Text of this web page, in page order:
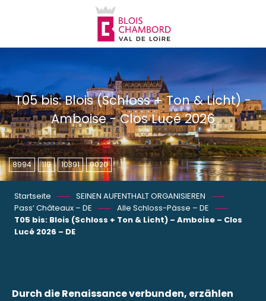
principal
T05 bis: Blois (Schloss + Ton & Licht) -
Amboise - Clos Lucé 2026
8994 119 10391 9020
Startseite
SEINEN AUFENTHALT ORGANISIEREN
Pass‘ Châteaux – DE
Alle Schloss-Pässe – DE
T05 bis: Blois (Schloss + Ton & Licht) – Amboise – Clos
Lucé 2026 – DE
Durch die Renaissance verbunden, erzählen